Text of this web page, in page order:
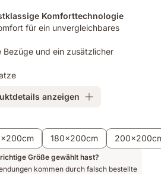
Komforttechnologie
für ein unvergleichbares
Bezüge und ein zusätzlicher
anzeigen
180x200cm
Größe gewählt hast?
kommen durch falsch bestellte